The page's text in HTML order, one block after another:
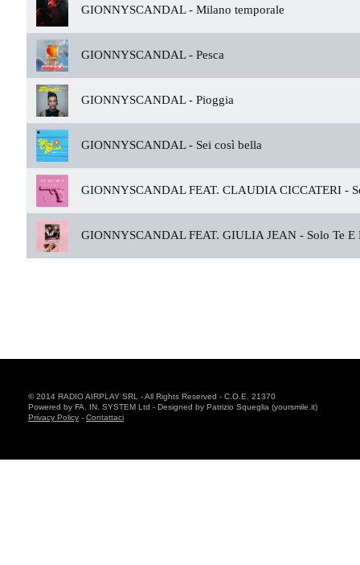
GIONNYSCANDAL - Milano temporale
GIONNYSCANDAL - Pesca
GIONNYSCANDAL - Pioggia
GIONNYSCANDAL - Sei così bella
GIONNYSCANDAL FEAT. CLAUDIA CICCATERI -
GIONNYSCANDAL FEAT. GIULIA JEAN - Solo Te E
© 2014 RADIO AIRPLAY SRL - All Rights Reserved - C.O.E. 21370
Powered by FA. IN. SYSTEM Ltd - Designed by Patrizio Squeglia (yoursmile.it)
Privacy Policy - Contattaci